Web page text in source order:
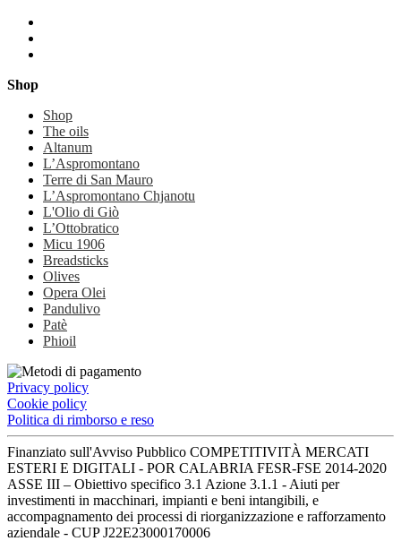
Shop
Shop
The oils
Altanum
L’Aspromontano
Terre di San Mauro
L’Aspromontano Chjanotu
L'Olio di Giò
L’Ottobratico
Micu 1906
Breadsticks
Olives
Opera Olei
Pandulivo
Patè
Phioil
Privacy policy
Cookie policy
Politica di rimborso e reso
Finanziato sull'Avviso Pubblico COMPETITIVITÀ MERCATI
ESTERI E DIGITALI - POR CALABRIA FESR-FSE 2014-2020
ASSE III – Obiettivo specifico 3.1 Azione 3.1.1 - Aiuti per
investimenti in macchinari, impianti e beni intangibili, e
accompagnamento dei processi di riorganizzazione e rafforzamento
aziendale - CUP J22E23000170006